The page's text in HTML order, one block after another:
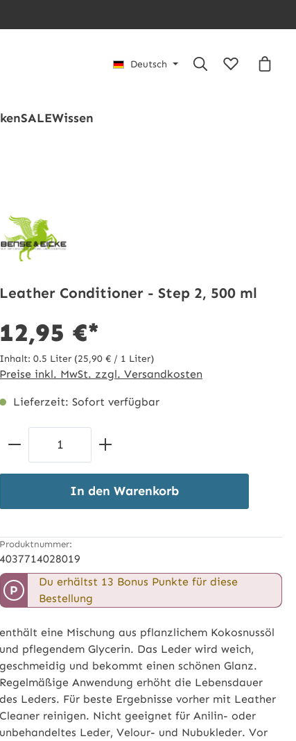
Deutsch
Du hast 0
SALEWissen
Leather Conditioner - Step 2, 500 ml
12,95 €*
Inhalt: 0.5 Liter (25,90 € / 1 Liter)
Preise inkl. MwSt. zzgl. Versandkosten
Lieferzeit: Sofort verfügbar
Produkt Anzahl: Gib den
In den Warenkorb
Produktnummer:
4037714028019
P
Du erhältst 13 Bonus Punkte für diese
Bestellung
enthält eine Mischung aus pflanzlichem Kokosnussöl
und pflegendem Glycerin. Das Leder wird weich,
geschmeidig und bekommt einen schönen Glanz.
Regelmäßige Anwendung erhöht die Lebensdauer
des Leders. Für beste Ergebnisse vorher mit Leather
Cleaner reinigen. Nicht geeignet für Anilin- oder
unbehandeltes Leder, Velour- und Nubukleder. Vor